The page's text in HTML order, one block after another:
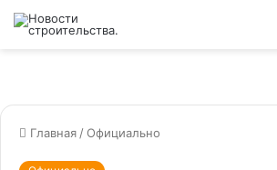
Главная /Официально